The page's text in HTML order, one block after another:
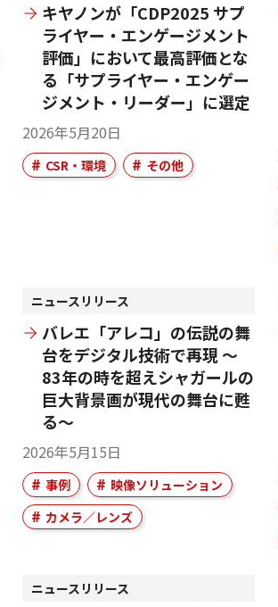
キヤノンが「CDP2025 サプ
ライヤー・エンゲージメント
評価」において最高評価とな
る「サプライヤー・エンゲー
ジメント・リーダー」に選定
2026年5月20日
CSR・環境 その他
ニュースリリース
バレエ「アレコ」の伝説の舞
台をデジタル技術で再現 ～
83年の時を超えシャガールの
巨大背景画が現代の舞台に甦
る～
2026年5月15日
事例
映像ソリューション
カメラ／レンズ
ニュースリリース